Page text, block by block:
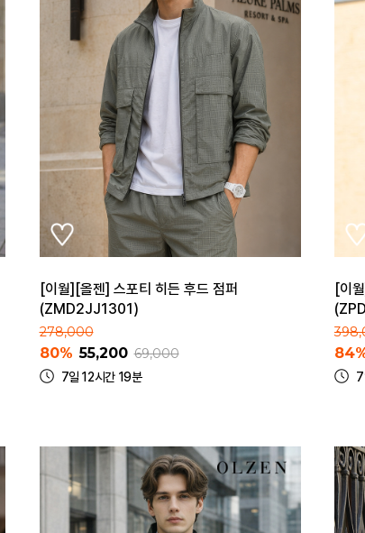
[이월][올젠] 스포티 히든 후드 점퍼
(ZMD2JJ1301)
278,000
80% 55,200 69,000
7일 12시간 19분
[이